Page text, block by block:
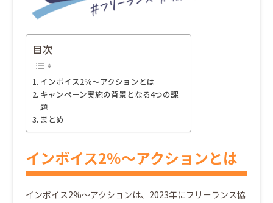
目次
インボイス2％～アクションとは
キャンペーン実施の背景となる4つの課
題
まとめ
インボイス2％～アクションとは
インボイス2%～アクションは、2023年にフリーランス協